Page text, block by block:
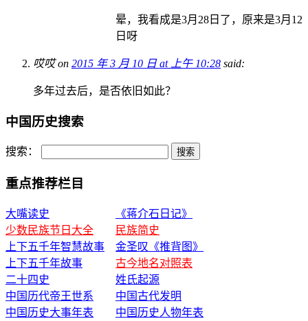
晕，我看成是3月28日了，原来是3月12
日呀
哎哎on 2015 年 3 月 10 日 at 上午 10:28 said:
多年过去后，是否依旧如此？
中国历史搜索
搜索：
重点推荐栏目
大嘴读史
《蒋介石日记》
少数民族节日大全
民族简史
上下五千年智慧故事
金圣叹《推背图》
上下五千年故事
古今地名对照表
二十四史
姓氏起源
中国历代帝王世系
中国古代发明
中国历史大事年表
中国历史人物年表